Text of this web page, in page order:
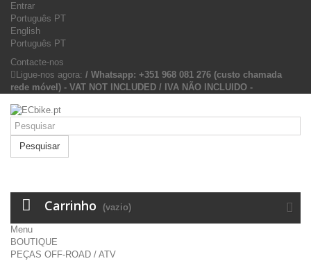
Entrar
Português PT
English
Português PT
Contacte-nos
Ligue-nos agora: / Whatsapp: +351 968 081 276 (custo chamada
rede móvel) - VAT NOT INCLUDED / IVA NÃO INCLUIDO -
Pesquisar
Carrinho (vazio)
Menu
BOUTIQUE
PEÇAS OFF-ROAD / ATV